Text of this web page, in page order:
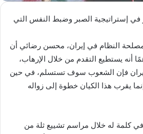
إستراتيجية الصبر وضبط النفس التي
النظام في إيران، محسن رضائي أن
أنه يستطيع التقدم من خلال الإرهاب،
وإيران فإن الشعوب سوف تستسلم، في حين
يقرب هذا الكيان خطوة إلى زواله
كلمة له خلال مراسم تشييع ثلة من